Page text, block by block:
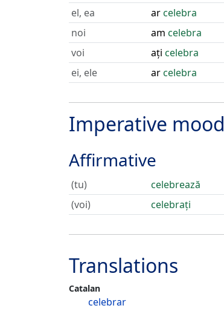
el, ea
arcelebra
noi
am celebra
voi
ați celebra
ei, ele
arcelebra
Imperative mood
Affirmative
(tu)
celebrează
(voi)
celebrați
Translations
Catalan
celebrar